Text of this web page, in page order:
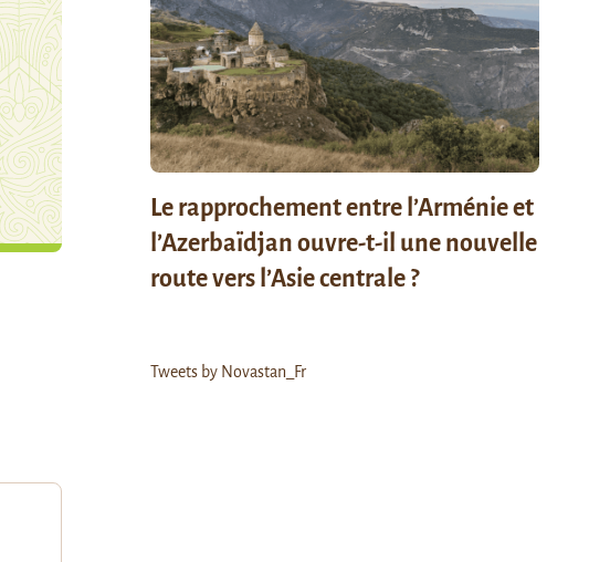
Le rapprochement entre l’Arménie et
l’Azerbaïdjan ouvre-t-il une nouvelle
route vers l’Asie centrale ?
Tweets by Novastan_Fr